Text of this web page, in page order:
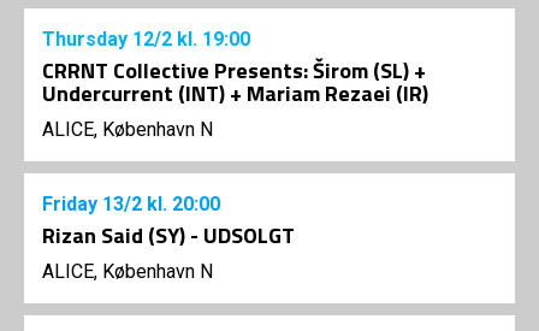
Thursday 12/2 kl. 19:00
CRRNT Collective Presents: Širom (SL) +
Undercurrent (INT) + Mariam Rezaei (IR)
ALICE, København N
Friday 13/2 kl. 20:00
Rizan Said (SY) - UDSOLGT
ALICE, København N